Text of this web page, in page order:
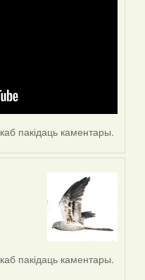
каб пакідаць каментары.
каб пакідаць каментары.